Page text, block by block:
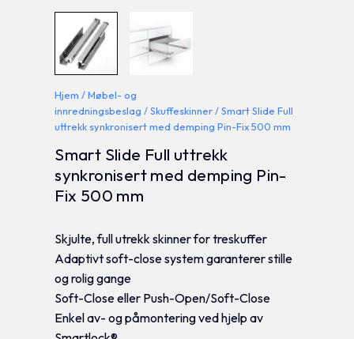
Hjem /Møbel- og
innredningsbeslag /Skuffeskinner/ Smart Slide Full
uttrekk synkronisert med demping Pin-Fix 500 mm
Smart Slide Full uttrekk
synkronisert med demping Pin-
Fix 500 mm
Skjulte, full utrekk skinner for treskuffer
Adaptivt soft-close system garanterer stille
og rolig gange
Soft-Close eller Push-Open/Soft-Close
Enkel av- og påmontering ved hjelp av